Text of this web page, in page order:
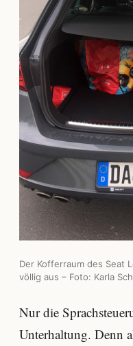
Der Kofferraum des Seat
völlig aus – Foto: Karla
Nur die
Unterhaltung. Denn